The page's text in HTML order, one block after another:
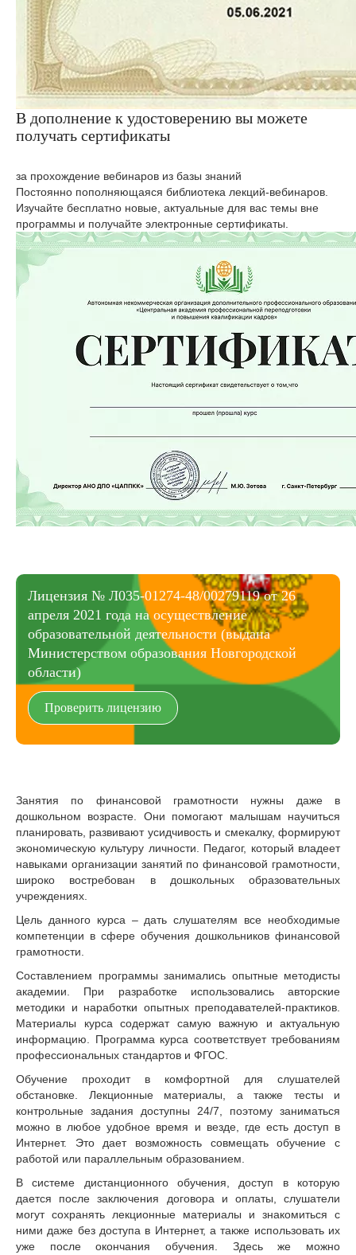
В дополнение к удостоверению вы можете
получать сертификаты
за прохождение вебинаров из базы знаний
Постоянно пополняющаяся библиотека лекций-вебинаров.
Изучайте бесплатно новые, актуальные для вас темы вне
программы и получайте электронные сертификаты.
Лицензия № Л035-01274-48/00279119 от 26
апреля 2021 года на осуществление
образовательной деятельности (выдана
Министерством образования Новгородской
области)
Проверить лицензию
Занятия по финансовой грамотности нужны даже в
дошкольном возрасте. Они помогают малышам научиться
планировать, развивают усидчивость и смекалку, формируют
экономическую культуру личности. Педагог, который владеет
навыками организации занятий по финансовой грамотности,
широко востребован в дошкольных образовательных
учреждениях.
Цель данного курса – дать слушателям все необходимые
компетенции в сфере обучения дошкольников финансовой
грамотности.
Составлением программы занимались опытные методисты
академии. При разработке использовались авторские
методики и наработки опытных преподавателей-практиков.
Материалы курса содержат самую важную и актуальную
информацию. Программа курса соответствует требованиям
профессиональных стандартов и ФГОС.
Обучение проходит в комфортной для слушателей
обстановке. Лекционные материалы, а также тесты и
контрольные задания доступны 24/7, поэтому заниматься
можно в любое удобное время и везде, где есть доступ в
Интернет. Это дает возможность совмещать обучение с
работой или параллельным образованием.
В системе дистанционного обучения, доступ в которую
дается после заключения договора и оплаты, слушатели
могут сохранять лекционные материалы и знакомиться с
ними даже без доступа в Интернет, а также использовать их
уже после окончания обучения. Здесь же можно